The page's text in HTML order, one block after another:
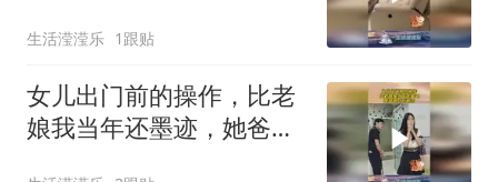
生活滢滢乐 1跟贴
女儿出门前的操作，比老
娘我当年还墨迹，她爸敢